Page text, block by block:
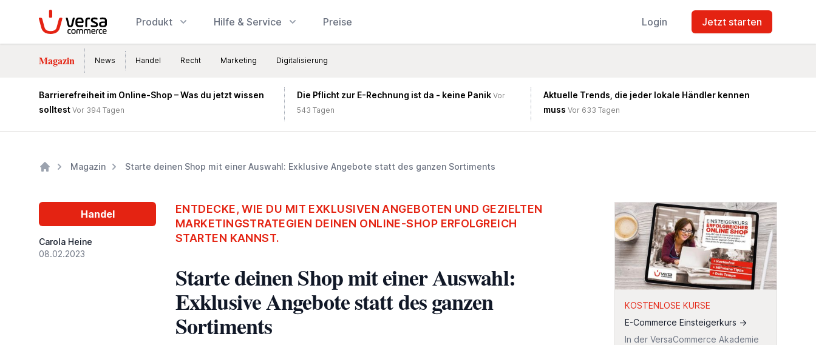
VersaCommerce Produkt Hilfe & Service Preise Login Jetzt starten
Magazin News Handel Recht Marketing Digitalisierung
Barrierefreiheit im Online-Shop – Was du jetzt wissen
solltest Vor 394 Tagen
Die Pflicht zur E-Rechnung ist da - keine PanikVor
543 Tagen
Aktuelle Trends, die jeder lokale Händler kennen
muss Vor 633 Tagen
Magazin Starte deinen Shop mit einer Auswahl: Exklusive Angebote statt des ganzen Sortiments
Handel
Carola Heine
08.02.2023
ENTDECKE, WIE DU MIT EXKLUSIVEN ANGEBOTEN UND GEZIELTEN
MARKETINGSTRATEGIEN DEINEN ONLINE-SHOP ERFOLGREICH
STARTEN KANNST.
Starte deinen Shop mit einer Auswahl:
Exklusive Angebote statt des ganzen
Sortiments
KOSTENLOSE KURSE
E-Commerce Einsteigerkurs →
In der VersaCommerce Akademie